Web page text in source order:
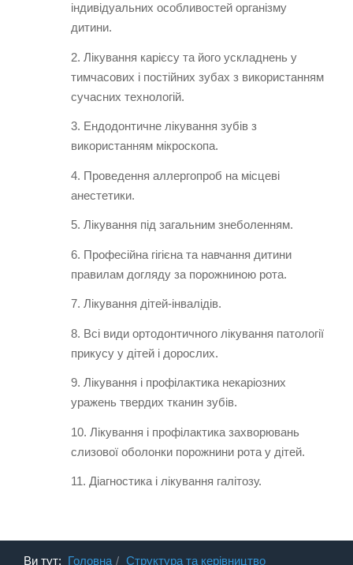
індивідуальних особливостей організму
дитини.
2. Лікування карієсу та його ускладнень у
тимчасових і постійних зубах з використанням
сучасних технологій.
3. Ендодонтичне лікування зубів з
використанням мікроскопа.
4. Проведення аллергопроб на місцеві
анестетики.
5. Лікування під загальним знеболенням.
6. Професійна гігієна та навчання дитини
правилам догляду за порожниною рота.
7. Лікування дітей-інвалідів.
8. Всі види ортодонтичного лікування патології
прикусу у дітей і дорослих.
9. Лікування і профілактика некаріозних
уражень твердих тканин зубів.
10. Лікування і профілактика захворювань
слизової оболонки порожнини рота у дітей.
11. Діагностика і лікування галітозу.
Ви тут: Головна Структура та керівництво